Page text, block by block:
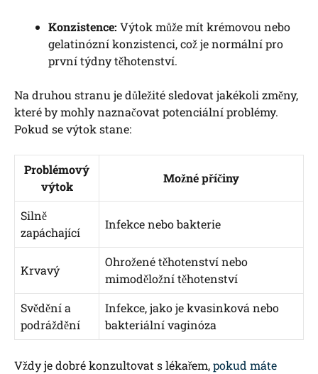
Konzistence: Výtok může mít krémovou nebo
gelatinózní konzistenci, což je normální pro
první týdny těhotenství.
Na druhou stranu je důležité sledovat jakékoli změny,
které by mohly naznačovat potenciální problémy.
Pokud se výtok stane:
Problémový
výtok
Možné příčiny
Silně
zapáchající
Infekce nebo bakterie
Krvavý
Ohrožené těhotenství nebo
mimoděložní těhotenství
Svědění a
podráždění
Infekce, jako je kvasinková nebo
bakteriální vaginóza
Vždy je dobré konzultovat s lékařem,pokud máte